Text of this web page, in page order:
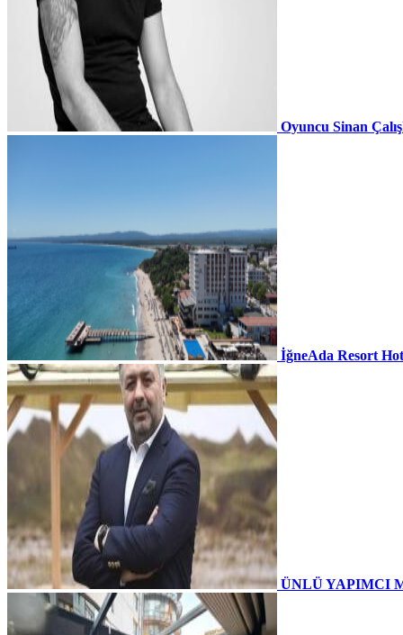
Oyuncu Sinan
İğneAda Resort
ÜNLÜ YAPIMCI